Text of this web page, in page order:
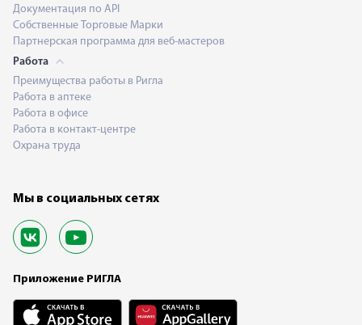
Документация по API
Собственные Торговые Марки
Партнерская программа для веб-мастеров
Работа
Преимущества работы в Ригла
Работа в аптеке
Работа в офисе
Работа в контакт-центре
Охрана труда
Мы в социальных сетях
Приложение РИГЛА